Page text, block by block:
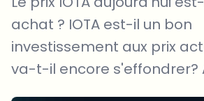
achat ? IOTA est-il un bon
investissement aux prix
va-t-il encore s'effondrer?